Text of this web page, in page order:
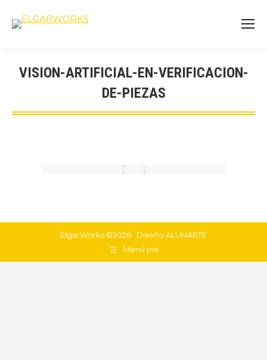
VISION-ARTIFICIAL-EN-VERIFICACION-
DE-PIEZAS
You are here:
ElgarWorks ©2026 · Diseño ALUNARTE
Menú pie